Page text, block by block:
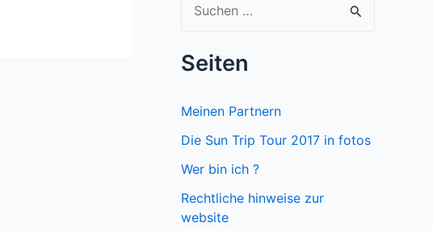
u
c
e
c
Seiten
Meinen Partnern
Die Sun Trip Tour 2017 in fotos
Wer bin ich ?
Rechtliche hinweise zur
website